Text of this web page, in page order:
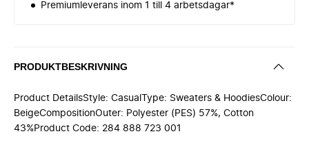
Premiumleverans inom 1 till 4 arbetsdagar*
PRODUKTBESKRIVNING
Product DetailsStyle: CasualType: Sweaters & HoodiesColour:
BeigeCompositionOuter: Polyester (PES) 57%, Cotton
43%Product Code: 284 888 723 001